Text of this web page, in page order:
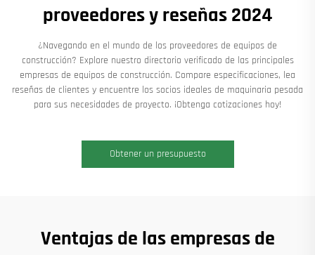
proveedores y reseñas 2024
¿Navegando en el mundo de los proveedores de equipos de
construcción? Explore nuestro directorio verificado de las principales
empresas de equipos de construcción. Compare especificaciones, lea
reseñas de clientes y encuentre los socios ideales de maquinaria pesada
para sus necesidades de proyecto. ¡Obtenga cotizaciones hoy!
Obtener un presupuesto
Ventajas de las empresas de